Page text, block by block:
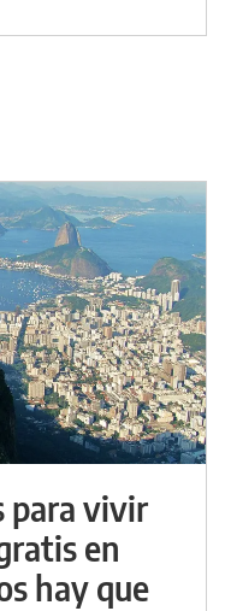
para vivir
en
hay que